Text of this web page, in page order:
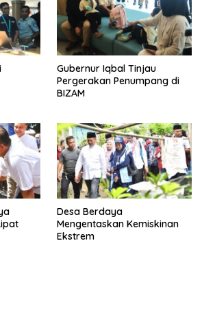
Gubernur Iqbal Tinjau
Pergerakan Penumpang di
BIZAM
Desa Berdaya
Mengentaskan Kemiskinan
Ekstrem